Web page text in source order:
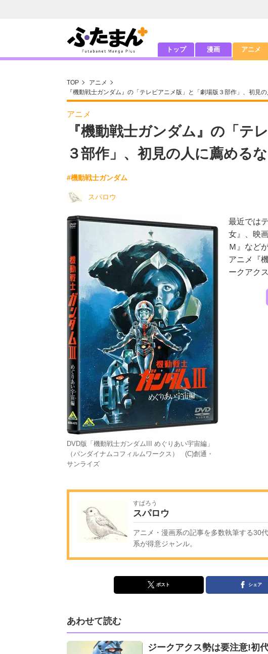
トップ 漫画 アニメ
TOP
アニメ
『機動戦士ガンダム』の「テレビアニメ版」と「劇場版３部作」、初見
アニメ
『機動戦士ガンダム』の「テ
３部作」、初見の人に薦める
#機動戦士ガンダム
スパロウ
DVD版「機動戦士ガンダムIII めぐりあい宇宙編」
（バンダイナムコフィルムワークス） (C)創通・
サンライズ
最近では
女』、映
Ｍ』など
アニメ『
ークアク
すぱろう
スパロウ
アニメ・漫画系の記事を多数執筆する30
系が得意ジャンル。
ポスト シェア
あわせて読む
ジークアクス勢は要注意!初